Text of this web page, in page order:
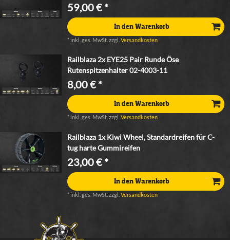
59,00 € *
In den Warenkorb
* inkl. ges. MwSt. zzgl.Versandkosten
Railblaza 2x EYE25 Pair Runde Öse
Rutenspitzenhalter 02-4003-11
8,00 € *
In den Warenkorb
* inkl. ges. MwSt. zzgl.Versandkosten
Railblaza 1x Kiwi Wheel, Standardreifen für C-
tug harte Gummireifen
23,00 € *
In den Warenkorb
*inkl. ges. MwSt. zzgl.Versandkosten